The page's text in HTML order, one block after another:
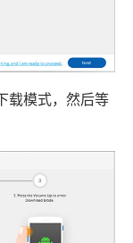
载模式，然后等